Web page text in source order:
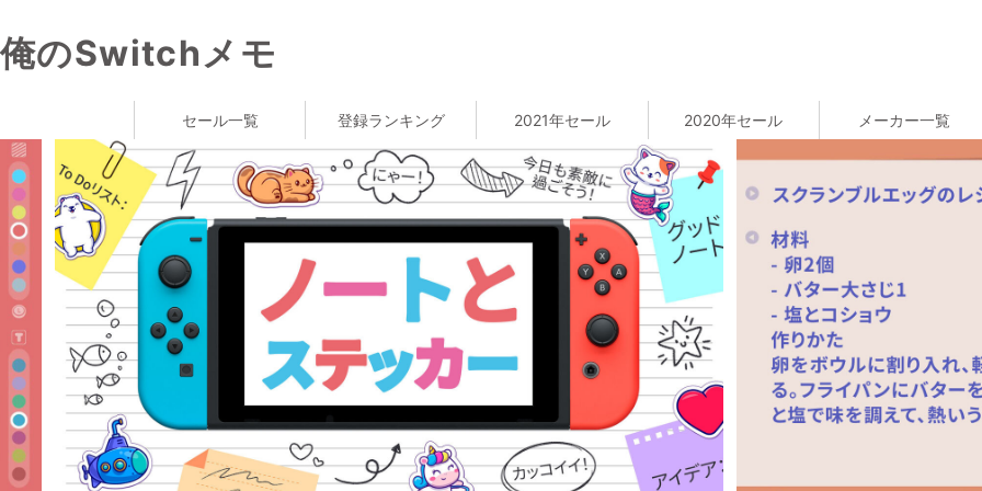
俺のSwitchメモ
セール一覧 登録ランキング 2021年セール 2020年セール メーカー一覧